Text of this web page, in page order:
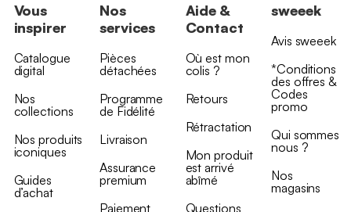
Vous
inspirer
Catalogue
digital
Nos
collections
Nos produits
iconiques
Guides
d’achat
Nos
services
Pièces
détachées
Programme
de Fidélité
Livraison
Assurance
premium
Paiement
Aide &
Contact
Où est mon
colis ?
Retours
Rétractation
Mon produit
est arrivé
abîmé
Questions
sweeek
Avis sweeek
*Conditions
des offres &
Codes
promo
Qui sommes
nous ?
Nos
magasins